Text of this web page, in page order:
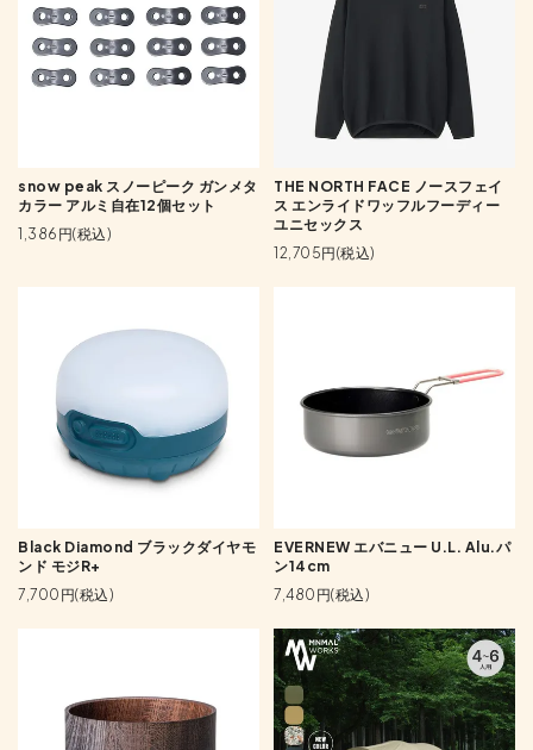
snow peak スノーピーク ガンメタ
カラー アルミ自在12個セット
1,386円(税込)
THE NORTH FACE ノースフェイ
ス エンライドワッフルフーディー
ユニセックス
12,705円(税込)
Black Diamond ブラックダイヤモ
ンド モジR+
7,700円(税込)
EVERNEW エバニュー U.L. Alu.パ
ン14cm
7,480円(税込)